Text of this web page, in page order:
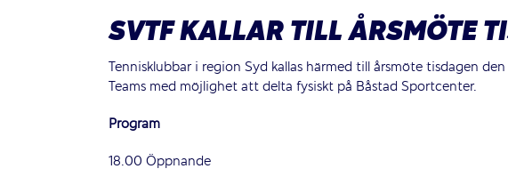
SVTF KALLAR TILL ÅRSMÖTE
Tennisklubbar i region Syd kallas härmed till årsmöte tisdagen
Teams med möjlighet att delta fysiskt på Båstad Sportcenter.
Program
18.00 Öppnande